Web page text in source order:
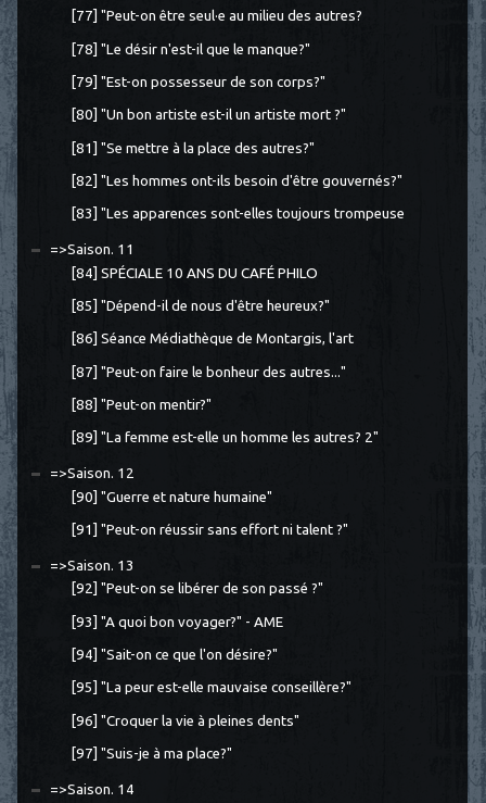
[77] "Peut-on être seul·e au milieu des autres?
[78] "Le désir n'est-il que le manque?"
[79] "Est-on possesseur de son corps?"
[80] "Un bon artiste est-il un artiste mort ?"
[81] "Se mettre à la place des autres?"
[82] "Les hommes ont-ils besoin d'être gouvernés?"
[83] "Les apparences sont-elles toujours trompeuse
=>Saison. 11
[84] SPÉCIALE 10 ANS DU CAFÉ PHILO
[85] "Dépend-il de nous d'être heureux?"
[86] Séance Médiathèque de Montargis, l'art
[87] "Peut-on faire le bonheur des autres..."
[88] "Peut-on mentir?"
[89] "La femme est-elle un homme les autres? 2"
=>Saison. 12
[90] "Guerre et nature humaine"
[91] "Peut-on réussir sans effort ni talent ?"
=>Saison. 13
[92] "Peut-on se libérer de son passé ?"
[93] "A quoi bon voyager?" - AME
[94] "Sait-on ce que l'on désire?"
[95] "La peur est-elle mauvaise conseillère?"
[96] "Croquer la vie à pleines dents"
[97] "Suis-je à ma place?"
=>Saison. 14